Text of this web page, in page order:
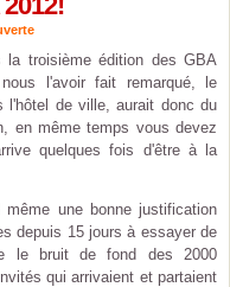
la troisième édition des GBA
l'avoir fait remarqué, le
l'hôtel de ville, aurait donc du
en même temps vous devez
quelques fois d'être à la
une bonne justification
depuis 15 jours à essayer de
le bruit de fond des 2000
qui arrivaient et partaient